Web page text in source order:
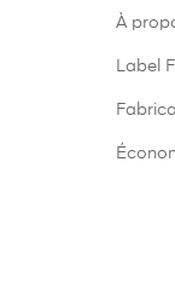
À
Label